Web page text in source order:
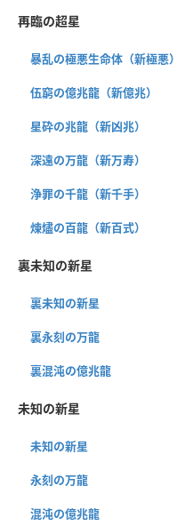
再臨の超星
暴乱の極悪生命体（新極悪）
伍窮の億兆龍（新億兆）
星砕の兆龍（新凶兆）
深遠の万龍（新万寿）
浄罪の千龍（新千手）
煉燼の百龍（新百式）
裏未知の新星
裏未知の新星
裏永刻の万龍
裏混沌の億兆龍
未知の新星
未知の新星
永刻の万龍
混沌の億兆龍